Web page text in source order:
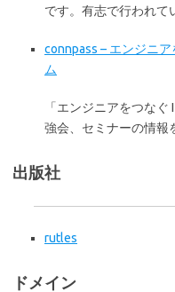
です。有志で行われて
connpass – エンジニ
ム
「エンジニアをつな
強会、セミナーの情報
出版社
rutles
ドメイン